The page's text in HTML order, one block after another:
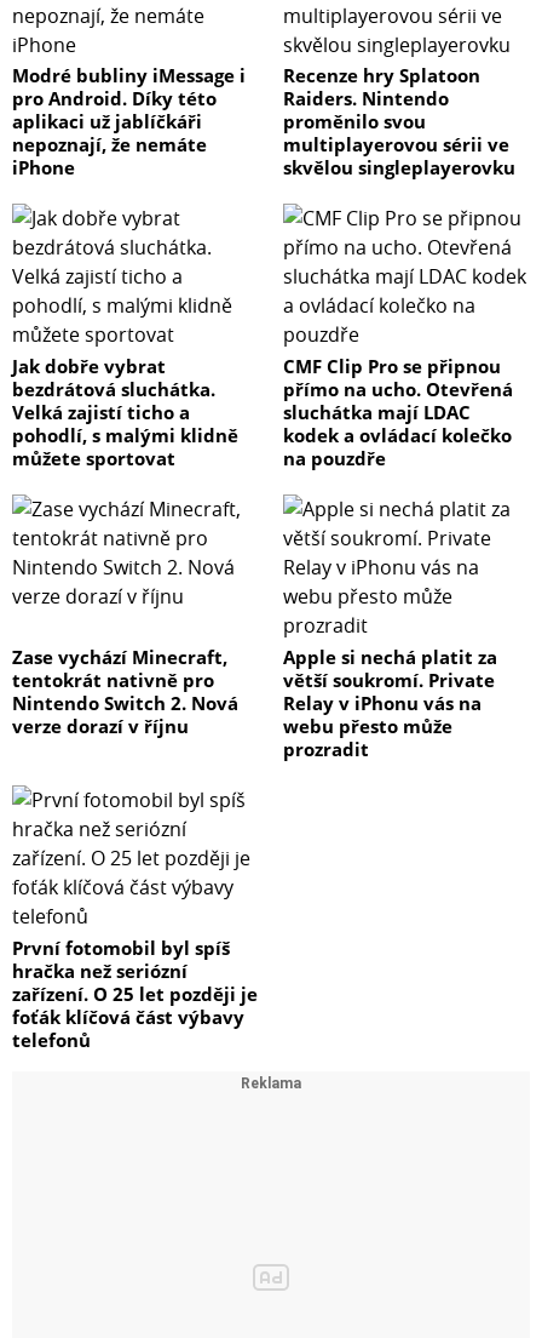
Modré bubliny iMessage i
pro Android. Díky této
aplikaci už jablíčkáři
nepoznají, že nemáte
iPhone
Recenze hry Splatoon
Raiders. Nintendo
proměnilo svou
multiplayerovou sérii ve
skvělou singleplayerovku
Jak dobře vybrat
bezdrátová sluchátka.
Velká zajistí ticho a
pohodlí, s malými klidně
můžete sportovat
CMF Clip Pro se připnou
přímo na ucho. Otevřená
sluchátka mají LDAC
kodek a ovládací kolečko
na pouzdře
Zase vychází Minecraft,
tentokrát nativně pro
Nintendo Switch 2. Nová
verze dorazí v říjnu
Apple si nechá platit za
větší soukromí. Private
Relay v iPhonu vás na
webu přesto může
prozradit
První fotomobil byl spíš
hračka než seriózní
zařízení. O 25 let později je
foťák klíčová část výbavy
telefonů